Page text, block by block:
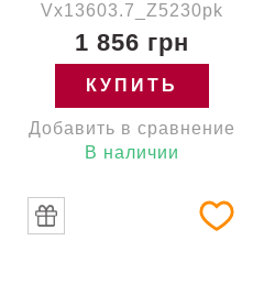
Vx13603.7_Z5230pk
1 856 грн
КУПИТЬ
Добавить в сравнение
В наличии